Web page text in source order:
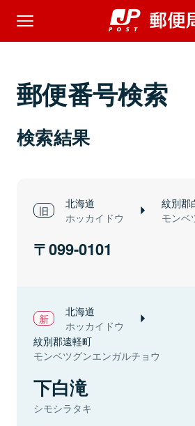
郵便番号検索
検索結果
北海道
ホッカイドウ
紋別郡
モンベ
099-0101
北海道
ホッカイドウ
紋別郡遠軽町
モンベツグンエンガルチョウ
下白滝
シモシラタキ